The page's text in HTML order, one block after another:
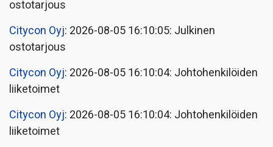
ostotarjous
Citycon Oyj: 2026-08-05 16:10:05: Julkinen
ostotarjous
Citycon Oyj: 2026-08-05 16:10:04: Johtohenkilöiden
liiketoimet
Citycon Oyj: 2026-08-05 16:10:04: Johtohenkilöiden
liiketoimet